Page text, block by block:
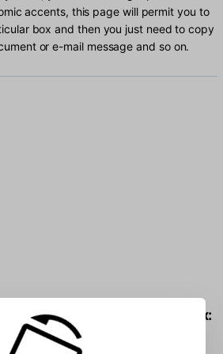
accents, this page will permit you to
box and then you just need to copy
or e-mail message and so on.
characters into the box: